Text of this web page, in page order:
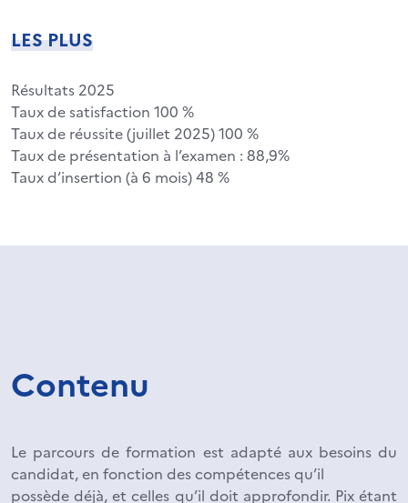
LES PLUS
Résultats 2025
Taux de satisfaction 100 %
Taux de réussite (juillet 2025) 100 %
Taux de présentation à l’examen : 88,9%
Taux d’insertion (à 6 mois) 48 %
Contenu
Le parcours de formation est adapté aux besoins du
candidat, en fonction des compétences qu’il
possède déjà, et celles qu’il doit approfondir. Pix étant